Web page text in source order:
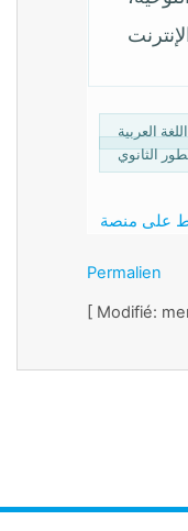
العربية
الثانوي
Permalien
[ Modifié: